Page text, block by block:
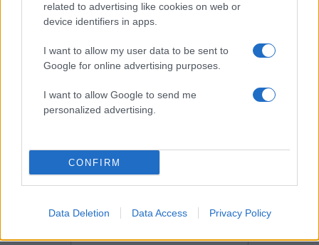
related to advertising like cookies on web or
device identifiers in apps.
I want to allow my user data to be sent to
Google for online advertising purposes.
I want to allow Google to send me
personalized advertising.
CONFIRM
Data Deletion Data Access Privacy Policy
2000 /2000
Υποβολή σχολίου
Όροι Χρήσης. Το site προστατεύεται από reCAPTCHA, ισχύουν
Πολιτική Απορρήτου&Όροι Χρήσης
Μακρο-οικονομία